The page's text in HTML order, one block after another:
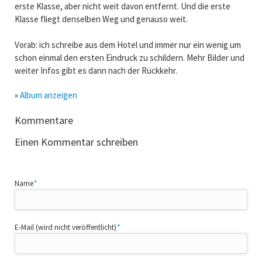
erste Klasse, aber nicht weit davon entfernt. Und die erste
Klasse fliegt denselben Weg und genauso weit.
Vorab: ich schreibe aus dem Hotel und immer nur ein wenig um
schon einmal den ersten Eindruck zu schildern. Mehr Bilder und
weiter Infos gibt es dann nach der Rückkehr.
»Album anzeigen
Kommentare
Einen Kommentar schreiben
Pflichtfeld
Name*
Pflichtfeld
E-Mail (wird nicht veröffentlicht)*